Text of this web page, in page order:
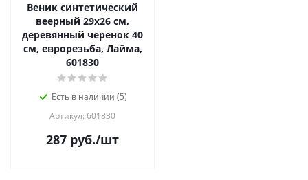
Веник синтетический
веерный 29х26 см,
деревянный черенок 40
см, еврорезьба, Лайма,
601830
Есть в наличии (5)
Артикул: 601830
287 руб./шт